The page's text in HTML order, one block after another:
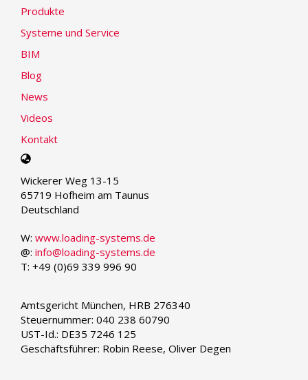
Produkte
Systeme und Service
BIM
Blog
News
Videos
Kontakt
Select
language
Wickerer Weg 13-15
65719 Hofheim am Taunus
Deutschland
W: www.loading-systems.de
@: info@loading-systems.de
T: +49 (0)69 339 996 90
Amtsgericht München, HRB 276340
Steuernummer: 040 238 60790
UST-Id.: DE35 7246 125
Geschäftsführer: Robin Reese, Oliver Degen